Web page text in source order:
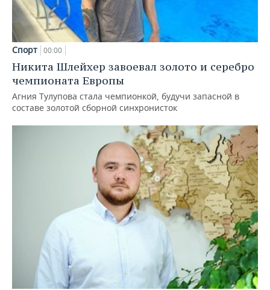
Спорт 00:00
Никита Шлейхер завоевал золото и серебро
чемпионата Европы
Агния Тулупова стала чемпионкой, будучи запасной в
составе золотой сборной синхронисток